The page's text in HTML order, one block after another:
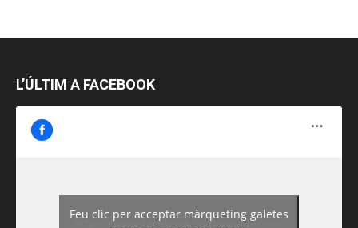
L’ÚLTIM A FACEBOOK
https://www.facebook.com/guiadereus/
Feu clic per acceptar màrqueting galetes